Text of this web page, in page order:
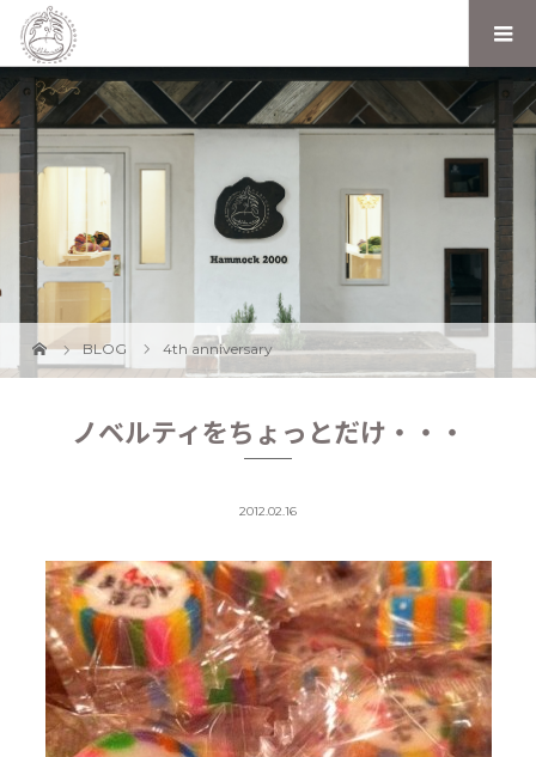
BLOG 4th anniversary
ノベルティをちょっとだけ・・・
2012.02.16